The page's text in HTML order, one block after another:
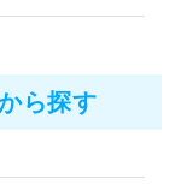
ら探す